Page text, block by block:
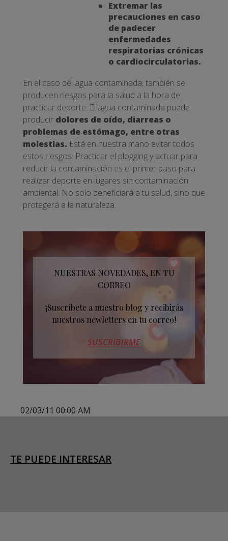
Extremar las
precauciones en caso
de padecer
enfermedades
respiratorias crónicas
o cardiocirculatorias.
En el caso del agua contaminada, también se
producen riesgos para la salud a la hora de
practicar deporte. El agua contaminada puede
producir dolores de oído, diarreas o
problemas de estómago, entre otras
molestias. Está en nuestra mano evitar todos
estos riesgos. Practicar el plogging y actuar para
reducir la contaminación es el primer paso para
realizar deporte en lugares sin contaminación
ambiental. No solo beneficiará a tu salud, sino que
protegerá a la naturaleza.
NUESTRAS NOVEDADES, EN TU
CORREO
¡Suscríbete a nuestro blog y recibirás
nuestros newletters en tu correo!
SUSCRIBIRME
02/03/11 00:00 AM
TE PUEDE INTERESAR